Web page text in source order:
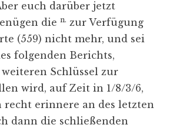
euch darüber jetzt
die n. zur Verfügung
(559) nicht mehr, und sei
folgenden Berichts,
Schlüssel zur
wird, auf Zeit in 1/8/3/6,
recht erinnere an des letzten
dann die schließenden